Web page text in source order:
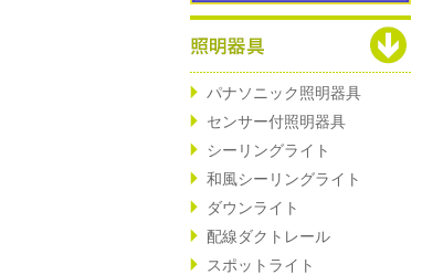
パナソニック照明器具
センサー付照明器具
シーリングライト
和風シーリングライト
ダウンライト
配線ダクトレール
スポットライト